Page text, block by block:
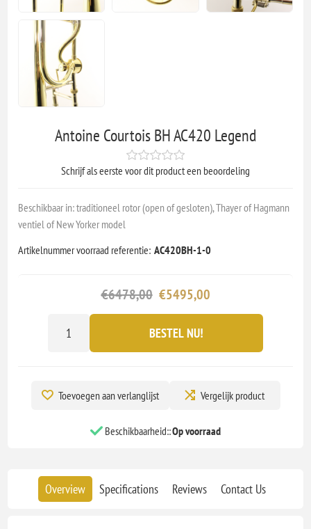
Antoine Courtois BH AC420 Legend
Schrijf als eerste voor dit product een beoordeling
Beschikbaar in: traditioneel rotor (open of gesloten), Thayer of Hagmann
ventiel of New Yorker model
Artikelnummer voorraad referentie: AC420BH-1-0
€6478,00 €5495,00
BESTEL NU!
Toevoegen aan verlanglijst Vergelijk product
Beschikbaarheid::Op voorraad
Overview Specifications Reviews Contact Us